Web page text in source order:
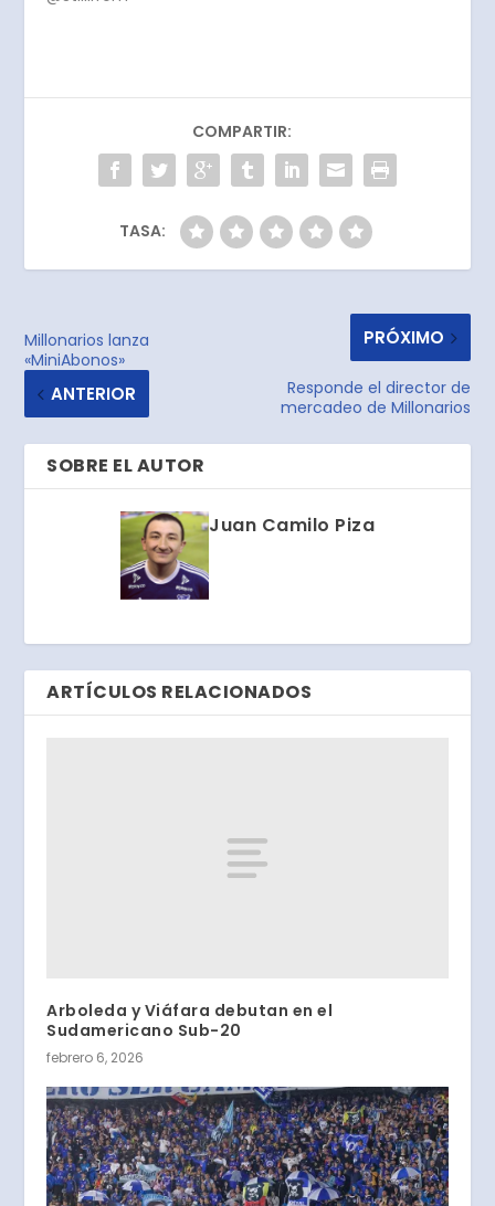
COMPARTIR:
TASA:
Millonarios lanza
«MiniAbonos»
ANTERIOR
PRÓXIMO
Responde el director de
mercadeo de Millonarios
SOBRE EL AUTOR
Juan Camilo Piza
ARTÍCULOS RELACIONADOS
Arboleda y Viáfara debutan en el
Sudamericano Sub-20
febrero 6, 2026